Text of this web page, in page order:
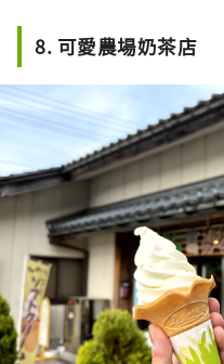
8. 可愛農場奶茶店